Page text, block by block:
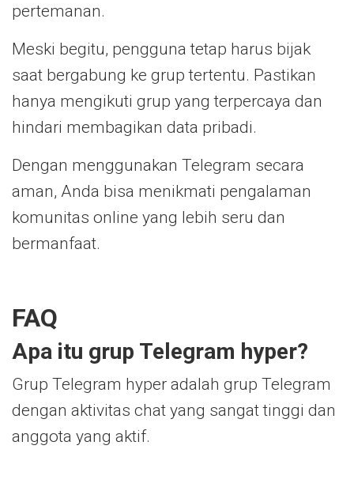
pertemanan.
Meski begitu, pengguna tetap harus bijak
saat bergabung ke grup tertentu. Pastikan
hanya mengikuti grup yang terpercaya dan
hindari membagikan data pribadi.
Dengan menggunakan Telegram secara
aman, Anda bisa menikmati pengalaman
komunitas online yang lebih seru dan
bermanfaat.
FAQ
Apa itu grup Telegram hyper?
Grup Telegram hyper adalah grup Telegram
dengan aktivitas chat yang sangat tinggi dan
anggota yang aktif.